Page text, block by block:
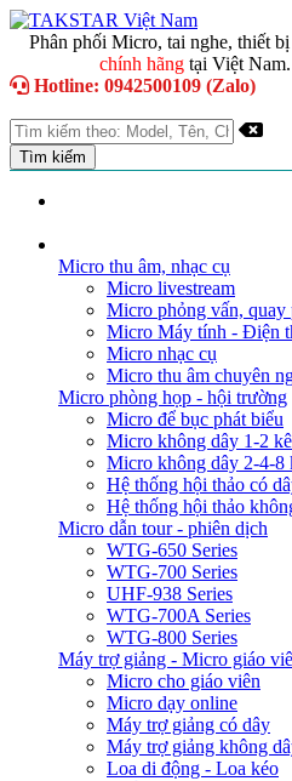
Phân phối Micro, tai nghe, thiết
chính hãng tại Việt
Hotline: 0942500109 (Zalo)
Micro thu âm, nhạc cụ
Micro livestream
Micro phỏng vấn, quay
Micro Máy tính - Điện
Micro nhạc cụ
Micro thu âm chuyên
Micro phòng họp - hội trường
Micro để bục phát biểu
Micro không dây 1-2
Micro không dây 2-4-8
Hệ thống hội thảo có
Hệ thống hội thảo
Micro dẫn tour - phiên dịch
WTG-650 Series
WTG-700 Series
UHF-938 Series
WTG-700A Series
WTG-800 Series
Máy trợ giảng - Micro giáo
Micro cho giáo viên
Micro dạy online
Máy trợ giảng có dây
Máy trợ giảng không
Loa di động - Loa kéo